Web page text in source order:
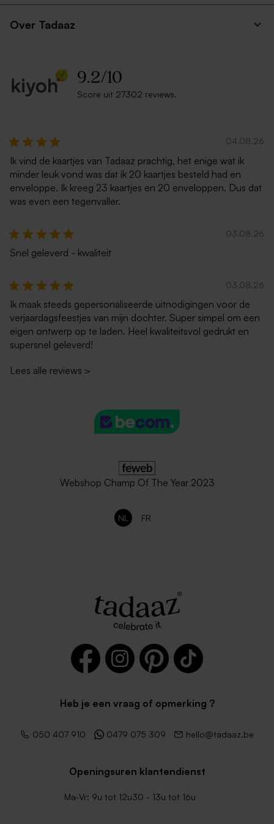
Nieuw
met skatende capibara maat
32-36
Over Tadaaz
9.2/10
Score uit 27302 reviews.
04.08.26
Ik vind de kaartjes van Tadaaz prachtig, het enige wat ik
minder leuk vond was dat ik 20 kaartjes besteld had en
enveloppe. Ik kreeg 23 kaartjes en 20 enveloppen. Dus dat
was even een tegenvaller.
03.08.26
Snel geleverd - kwaliteit
03.08.26
Ik maak steeds gepersonaliseerde uitnodigingen voor de
verjaardagsfeestjes van mijn dochter. Super simpel om een
eigen ontwerp op te laden. Heel kwaliteitsvol gedrukt en
supersnel geleverd!
Lees alle reviews >
Webshop Champ Of The Year 2023
NL FR
Heb je een vraag of opmerking ?
050 407 910 0479 075 309 hello@tadaaz.be
Openingsuren klantendienst
Ma-Vr: 9u tot 12u30 - 13u tot 16u